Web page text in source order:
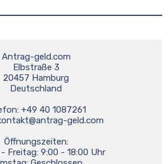
Antrag-geld.com
Elbstraße 3
20457 Hamburg
Deutschland
+49 40 1087261
geld.com
Öffnungszeiten:
Freitag: 9:00 - 18:00 Uhr